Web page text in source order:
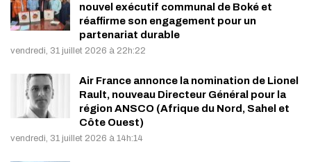
nouvel exécutif communal de Boké et
réaffirme son engagement pour un
partenariat durable
vendredi, 31 juillet 2026 à 22h:22
Air France annonce la nomination de Lionel
Rault, nouveau Directeur Général pour la
région ANSCO (Afrique du Nord, Sahel et
Côte Ouest)
vendredi, 31 juillet 2026 à 14h:14